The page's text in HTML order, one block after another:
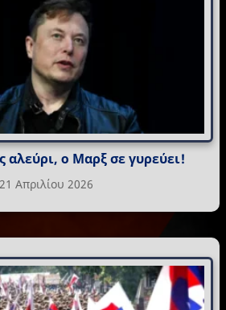
ο Μαρξ σε γυρεύει!
21 Απριλίου 2026